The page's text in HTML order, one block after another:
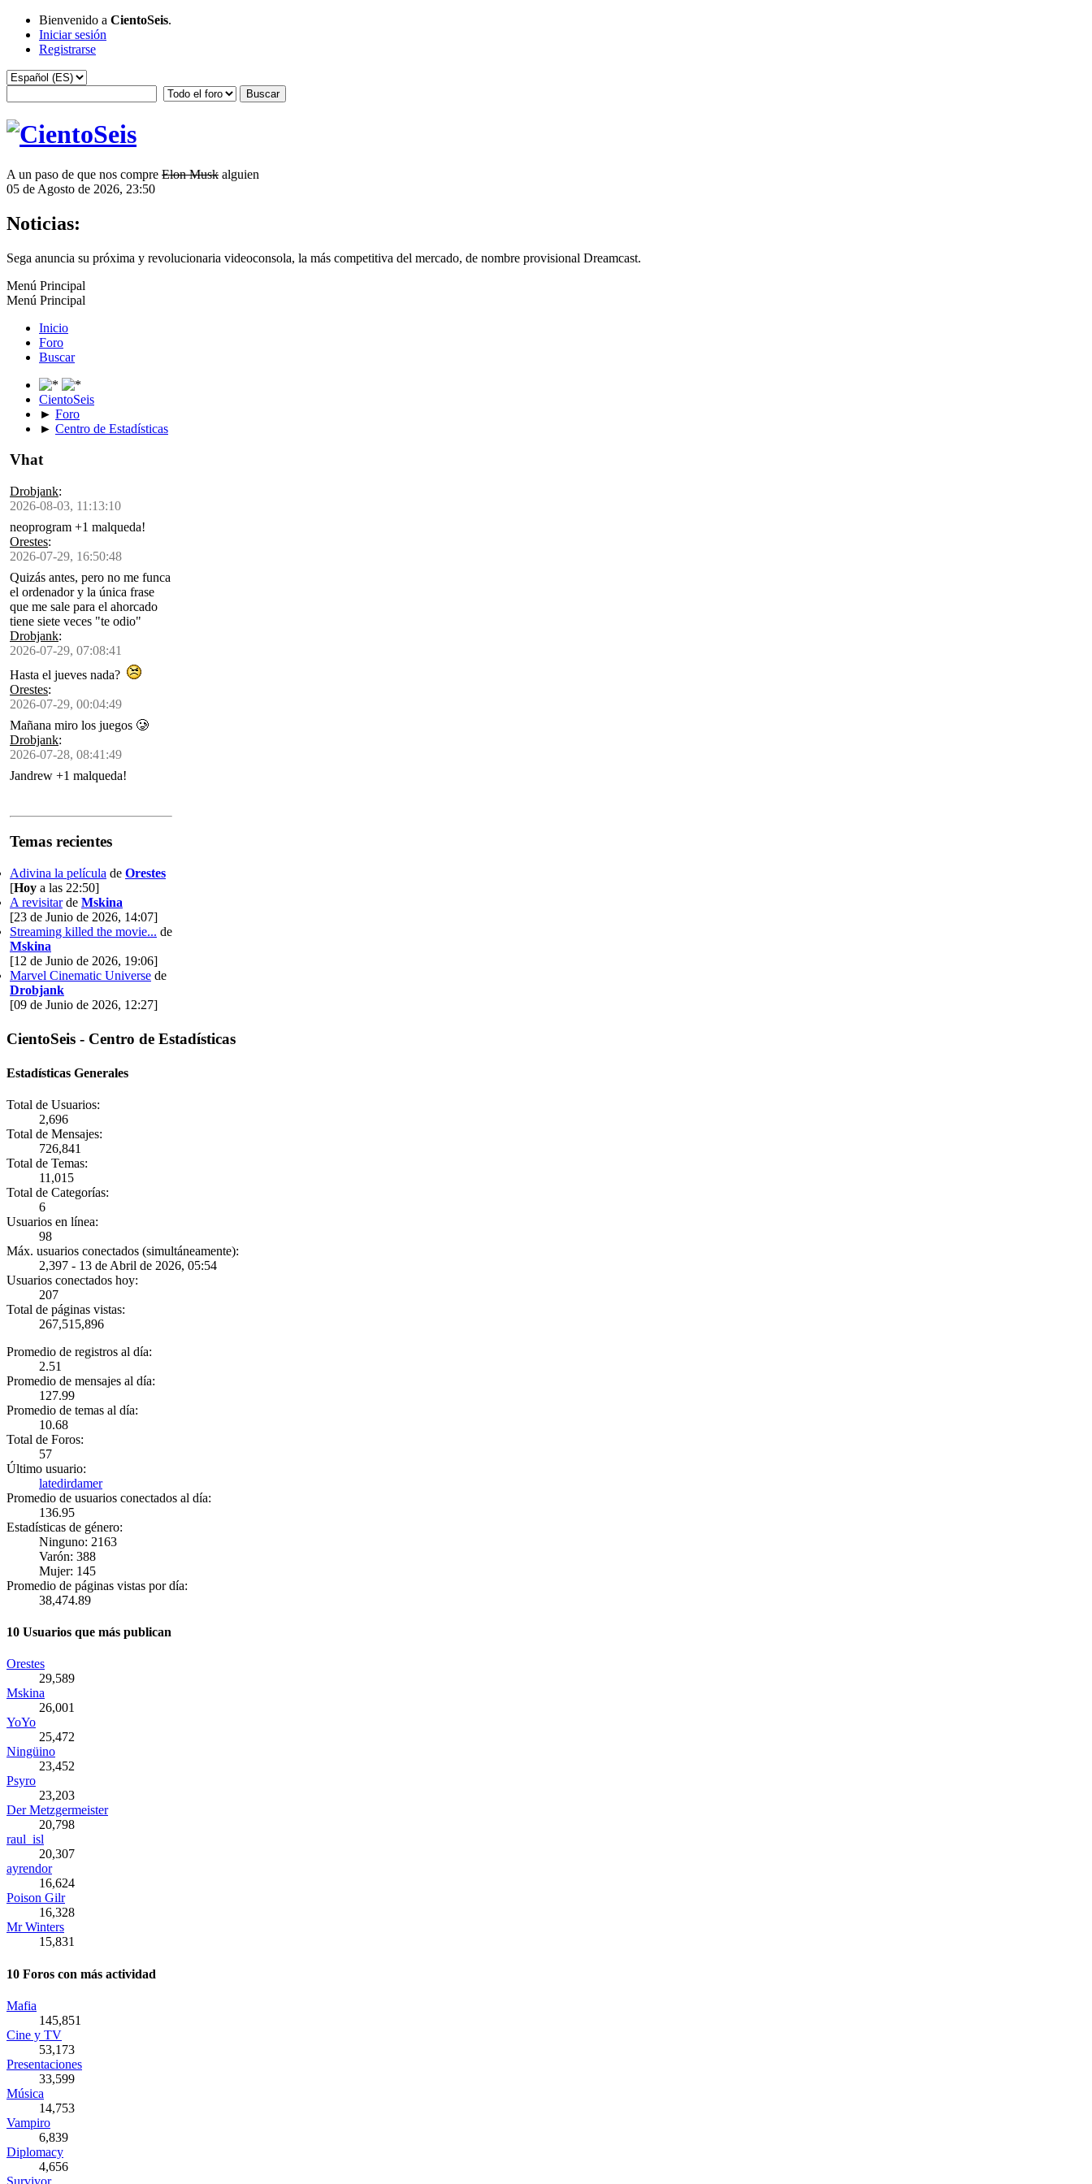
Bienvenido a CientoSeis.
Iniciar sesión
Registrarse
A un paso de que nos compre Elon Musk alguien
05 de Agosto de 2026, 23:50
Noticias:
Sega anuncia su próxima y revolucionaria videoconsola, la más competitiva del mercado, de nombre provisional Dreamcast.
Menú Principal
Menú Principal
Inicio
Foro
Buscar
CientoSeis
► Foro
► Centro de Estadísticas
Vhat
Drobjank:
2026-08-03, 11:13:10
neoprogram +1 malqueda!
Orestes:
2026-07-29, 16:50:48
Quizás antes, pero no me funca
el ordenador y la única frase
que me sale para el ahorcado
tiene siete veces "te odio"
Drobjank:
2026-07-29, 07:08:41
Hasta el jueves nada?
Orestes:
2026-07-29, 00:04:49
Mañana miro los juegos 🥲
Drobjank:
2026-07-28, 08:41:49
Jandrew +1 malqueda!
Temas recientes
Adivina la película de Orestes
[Hoy a las 22:50]
A revisitarde Mskina
[23 de Junio de 2026, 14:07]
Streaming killed the movie... de
Mskina
[12 de Junio de 2026, 19:06]
Marvel Cinematic Universe de
Drobjank
[09 de Junio de 2026, 12:27]
CientoSeis - Centro de Estadísticas
Estadísticas Generales
Total de Usuarios:
2,696
Total de Mensajes:
726,841
Total de Temas:
11,015
Total de Categorías:
6
Usuarios en línea:
98
Máx. usuarios conectados (simultáneamente):
2,397 - 13 de Abril de 2026, 05:54
Usuarios conectados hoy:
207
Total de páginas vistas:
267,515,896
Promedio de registros al día:
2.51
Promedio de mensajes al día:
127.99
Promedio de temas al día:
10.68
Total de Foros:
57
Último usuario:
latedirdamer
Promedio de usuarios conectados al día:
136.95
Estadísticas de género:
Ninguno: 2163
Varón: 388
Mujer: 145
Promedio de páginas vistas por día:
38,474.89
10 Usuarios que más publican
Orestes
29,589
Mskina
26,001
YoYo
25,472
Ningüino
23,452
Psyro
23,203
Der Metzgermeister
20,798
raul_isl
20,307
ayrendor
16,624
Poison Gilr
16,328
Mr Winters
15,831
10 Foros con más actividad
Mafia
145,851
Cine y TV
53,173
Presentaciones
33,599
Música
14,753
Vampiro
6,839
Diplomacy
4,656
Survivor